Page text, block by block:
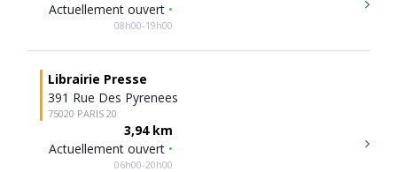
Actuellement ouvert •
08h00-19h00
Librairie Presse
391 Rue Des Pyrenees
75020 PARIS 20
3,94 km
Actuellement ouvert •
06h00-20h00